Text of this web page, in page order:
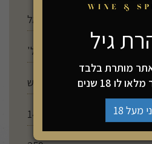
ישראל
יש
14%
גיל
מותרת בלבד
לו 18 שנים
מעל 18